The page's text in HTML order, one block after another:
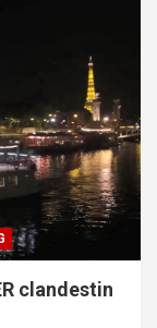
clandestin